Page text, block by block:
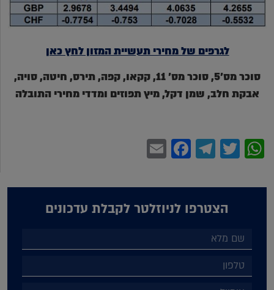
לגרפים של מחירי תעשיית המזון לחץ כאן
סוכר מס'5, סוכר מס' 11, קקאו, קפה, תירס, חיטה, סויה,
אבקת חלב, שמן דקל, מיץ תפוזים ומדדי מחירי התובלה
WhatsApp
Twitter
Telegram
Facebook
הצטרפו לניוזלטר לקבלת עדכונים